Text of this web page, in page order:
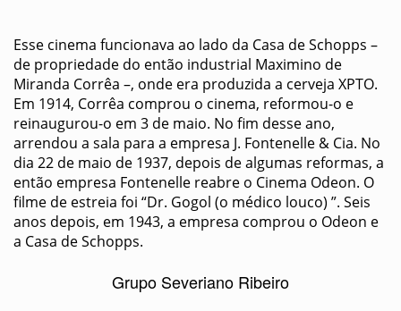
Esse cinema funcionava ao lado da Casa de Schopps –
de propriedade do então industrial Maximino de
Miranda Corrêa –, onde era produzida a cerveja XPTO.
Em 1914, Corrêa comprou o cinema, reformou-o e
reinaugurou-o em 3 de maio. No fim desse ano,
arrendou a sala para a empresa J. Fontenelle & Cia. No
dia 22 de maio de 1937, depois de algumas reformas, a
então empresa Fontenelle reabre o Cinema Odeon. O
filme de estreia foi “Dr. Gogol (o médico louco) ”. Seis
anos depois, em 1943, a empresa comprou o Odeon e
a Casa de Schopps.
Grupo Severiano Ribeiro